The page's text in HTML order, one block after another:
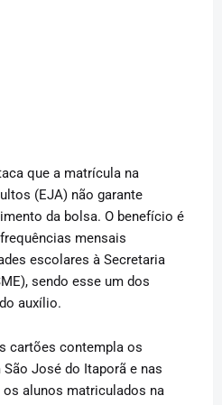
que a matrícula na
(EJA) não garante
da bolsa. O benefício é
mensais
escolares à Secretaria
sendo esse um dos
auxílio.
cartões contempla os
José do Itaporã e nas
alunos matriculados na